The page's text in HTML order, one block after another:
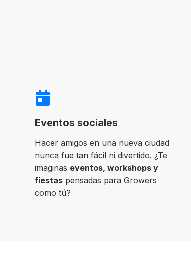
Eventos sociales
Hacer amigos en una nueva ciudad
nunca fue tan fácil ni divertido. ¿Te
imaginas eventos, workshops y
fiestas pensadas para Growers
como tú?